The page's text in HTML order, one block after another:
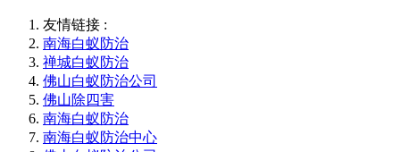
友情链接 :
南海白蚁防治
禅城白蚁防治
佛山白蚁防治公司
佛山除四害
南海白蚁防治
南海白蚁防治中心